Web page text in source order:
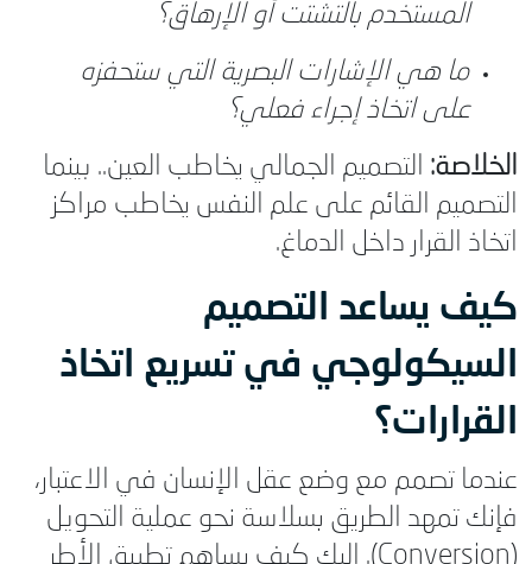
المستخدم بالتشتت أو الإرهاق؟
ما هي الإشارات البصرية التي ستحفزه
على اتخاذ إجراء فعلي؟
الخلاصة: التصميم الجمالي يخاطب العين.. بينما
التصميم القائم على علم النفس يخاطب مراكز
اتخاذ القرار داخل الدماغ.
كيف يساعد التصميم
السيكولوجي في تسريع اتخاذ
القرارات؟
عندما تصمم مع وضع عقل الإنسان في الاعتبار،
فإنك تمهد الطريق بسلاسة نحو عملية التحويل
(Conversion). إليك كيف يساهم تطبيق الأطر